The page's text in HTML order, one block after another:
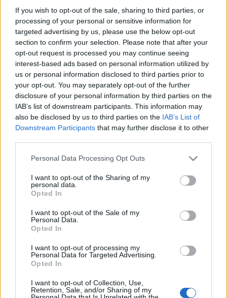
If you wish to opt-out of the sale, sharing to third parties, or
processing of your personal or sensitive information for
targeted advertising by us, please use the below opt-out
section to confirm your selection. Please note that after your
opt-out request is processed you may continue seeing
interest-based ads based on personal information utilized by
us or personal information disclosed to third parties prior to
your opt-out. You may separately opt-out of the further
disclosure of your personal information by third parties on the
IAB’s list of downstream participants. This information may
also be disclosed by us to third parties on the IAB’s List of
Downstream Participants that may further disclose it to other
Personal Data Processing Opt Outs
I want to opt-out of the Sharing of my
personal data.
Opted In
I want to opt-out of the Sale of my
Personal Data.
Opted In
I want to opt-out of processing my
Personal Data for Targeted Advertising.
Opted In
I want to opt-out of Collection, Use,
Retention, Sale, and/or Sharing of my
ΠΡΟΓΝΩΣΗ ΘΕΡΜΟΚΡΑΣΙΩΝ
ΑΝΩΓΕΙΑ 19°C
ΟΡΕΙΝΗ ΦΩΚΙΔΑ
ΚΑΡΠΕΝΗΣΙ 24°C
ΜΕΤΣΟΒΟ 24°C
ΣΚΥΔΡΑ
ΠΕΙΡΑΙΑΣ
ΝΟΤΙΑ ΠΡΟΑΣΤΙΑ
ΕΝΗΜΕΡΩΣΗ